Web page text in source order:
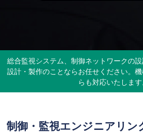
総合監視システム、制御ネットワークの
設計・製作のことならお任せください。
らも対応いたします
制御・監視エンジニアリン